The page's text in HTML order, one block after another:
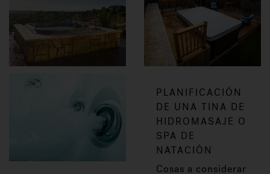
PLANIFICACIÓN
DE UNA TINA DE
HIDROMASAJE O
SPA DE
NATACIÓN
Cosas a considerar